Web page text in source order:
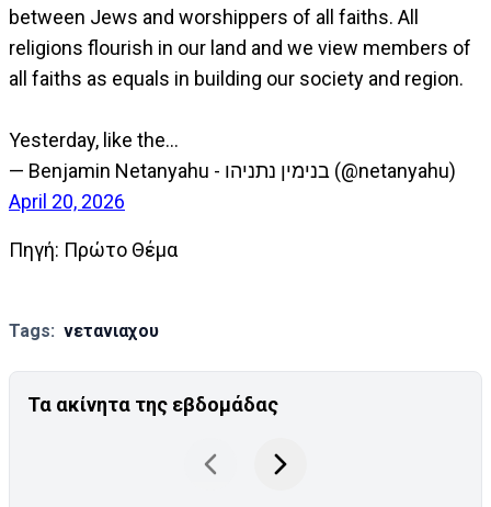
between Jews and worshippers of all faiths. All
religions flourish in our land and we view members of
all faiths as equals in building our society and region.
Yesterday, like the…
— Benjamin Netanyahu - בנימין נתניהו (@netanyahu)
April 20, 2026
Πηγή: Πρώτο Θέμα
Tags: νετανιαχου
Τα ακίνητα της εβδομάδας